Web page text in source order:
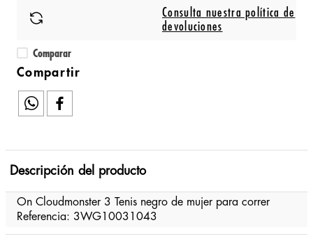
Consulta nuestra política de
devoluciones
Comparar
Descripción del producto
On Cloudmonster 3 Tenis negro de mujer para correr
Referencia: 3WG10031043